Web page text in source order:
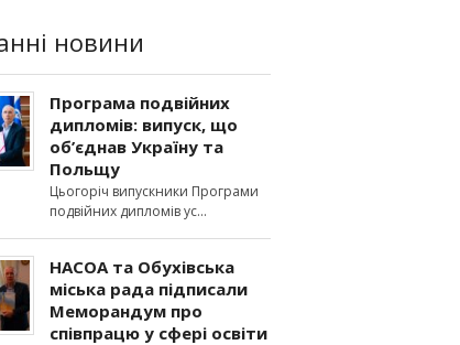
новини
Програма подвійних
дипломів: випуск, що
об’єднав Україну та
Польщу
Цьогоріч випускники Програми
подвійних дипломів ус
НАСОА та Обухівська
міська рада підписали
Меморандум про
співпрацю у сфері освіти